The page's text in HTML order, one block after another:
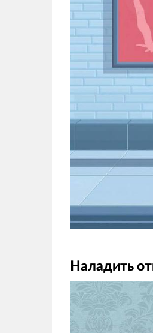
Наладить